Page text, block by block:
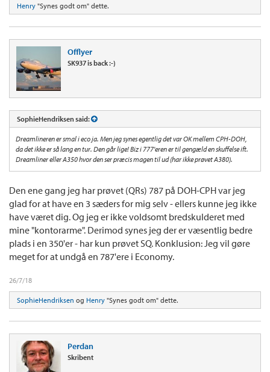
Henry "Synes godt om" dette.
Offlyer
SK937 is back :-)
SophieHendriksen said:
Dreamlineren er smal i eco ja. Men jeg synes egentlig det var OK mellem CPH-DOH,
da det ikke er så lang en tur. Den går lige! Biz i 777'eren er til gengæld en skuffelse ift.
Dreamliner eller A350 hvor den ser præcis magen til ud (har ikke prøvet A380).
Den ene gang jeg har prøvet (QRs) 787 på DOH-CPH var jeg
glad for at have en 3 sæders for mig selv - ellers kunne jeg ikke
have været dig. Og jeg er ikke voldsomt bredskulderet med
mine "kontorarme". Derimod synes jeg der er væsentlig bedre
plads i en 350'er - har kun prøvet SQ. Konklusion: Jeg vil gøre
meget for at undgå en 787'ere i Economy.
26/7/18
SophieHendriksen og Henry "Synes godt om" dette.
Perdan
Skribent